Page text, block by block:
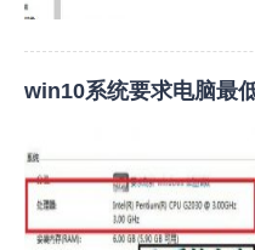
win10系统要求电脑最